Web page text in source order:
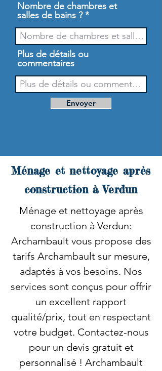
Nombre de chambres et
salles de bains ?
Plus de détails ou
commentaires
Envoyer
Ménage et nettoyage après
construction à Verdun
Ménage et nettoyage après
construction à Verdun:
Archambault vous propose des
tarifs Archambault sur mesure,
adaptés à vos besoins. Nos
services sont conçus pour offrir
un excellent rapport
qualité/prix, tout en respectant
votre budget. Contactez-nous
pour un devis gratuit et
personnalisé ! Archambault